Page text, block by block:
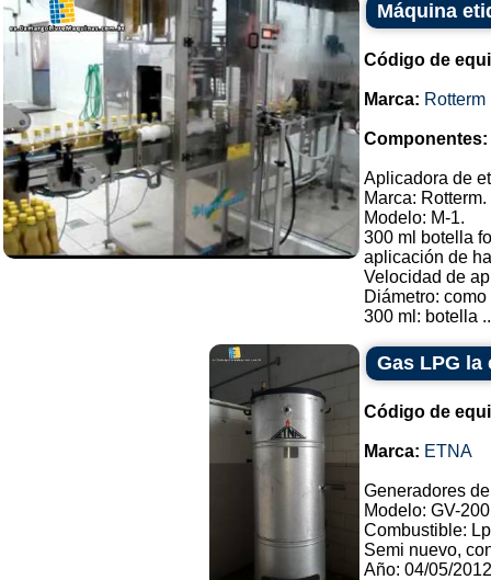
Máquina
Código de
Marca: Rotterm
Componentes:
Aplicadora de
Marca: Rotterm.
Modelo: M-1.
300 ml botella
aplicación de
Velocidad de
Diámetro:
300 ml: botella
Gas LPG la
Código de
Marca: ETNA
Generadores
Modelo: GV-
Combustible:
Semi nuevo,
Año: 04/05/